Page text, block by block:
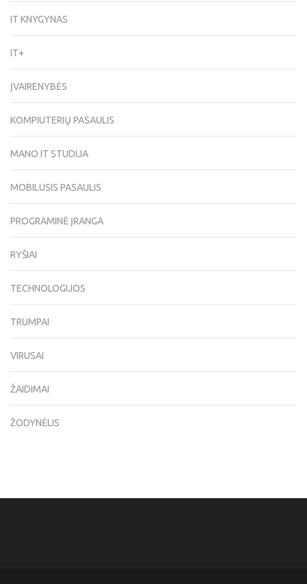
IT KNYGYNAS
IT+
ĮVAIRENYBĖS
KOMPIUTERIŲ PASAULIS
MANO IT STUDIJA
MOBILUSIS PASAULIS
PROGRAMINĖ ĮRANGA
RYŠIAI
TECHNOLOGIJOS
TRUMPAI
VIRUSAI
ŽAIDIMAI
ŽODYNĖLIS